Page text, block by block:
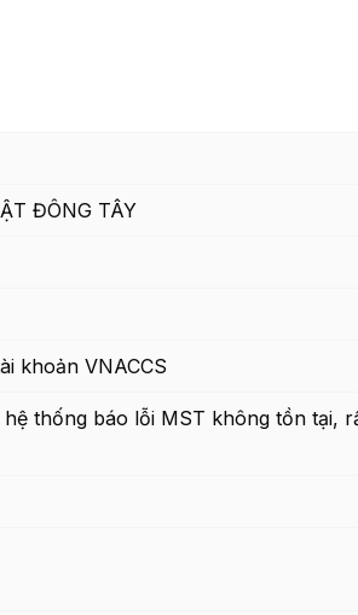
ĐÔNG TÂY
khoản VNACCS
thống báo lỗi MST không tồn tại,